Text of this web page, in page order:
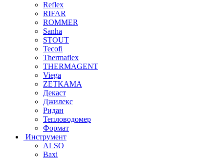
Reflex
RIFAR
ROMMER
Sanha
STOUT
Tecofi
Thermaflex
THERMAGENT
Viega
ZETKAMA
Декаст
Джилекс
Ридан
Тепловодомер
Формат
Инструмент
ALSO
Baxi